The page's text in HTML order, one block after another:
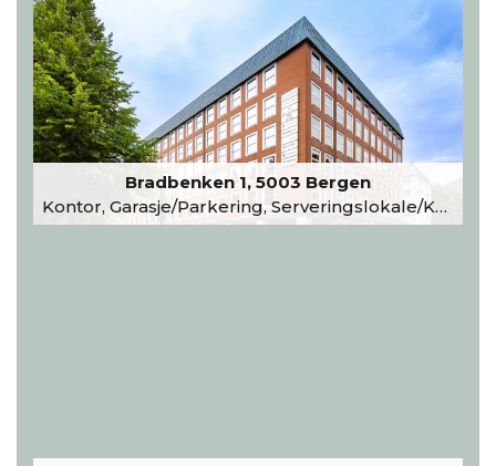
Bradbenken 1, 5003 Bergen
Kontor, Garasje/Parkering, Serveringslokale/Kantine, Undervisning/Arrangement